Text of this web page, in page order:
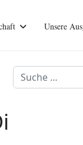
Unsere
Suchen